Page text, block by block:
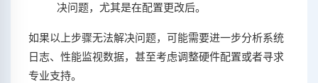
决问题，尤其是在配置更改后。
如果以上步骤无法解决问题，可能需要进一步分析系统
日志、性能监视数据，甚至考虑调整硬件配置或者寻求
专业支持。